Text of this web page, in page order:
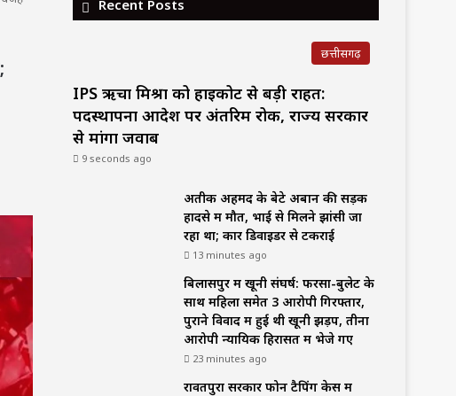
Recent Posts
छत्तीसगढ़
IPS ऋचा मिश्रा को हाईकोर्ट से बड़ी राहत:
पदस्थापना आदेश पर अंतरिम रोक, राज्य सरकार
से मांगा जवाब
9 seconds ago
अतीक अहमद के बेटे अबान की सड़क
हादसे में मौत, भाई से मिलने झांसी जा
रहा था; कार डिवाइडर से टकराई
13 minutes ago
बिलासपुर में खूनी संघर्ष: फरसा-बुलेट के
साथ महिला समेत 3 आरोपी गिरफ्तार,
पुराने विवाद में हुई थी खूनी झड़प, तीनों
आरोपी न्यायिक हिरासत में भेजे गए
23 minutes ago
रावतपुरा सरकार फोन टैपिंग केस में